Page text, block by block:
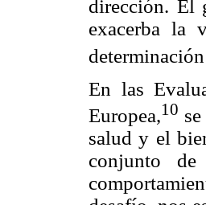
dirección. El
exacerba la
En las
Europea,10
salud y el
conjunto de